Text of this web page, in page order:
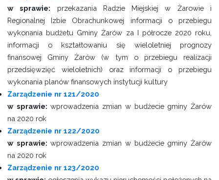
w sprawie: przekazania Radzie Miejskiej w Żarowie i
Regionalnej Izbie Obrachunkowej informacji o przebiegu
wykonania budżetu Gminy Żarów za I półrocze 2020 roku,
informacji o kształtowaniu się wieloletniej prognozy
finansowej Gminy Żarów (w tym o przebiegu realizacji
przedsięwzięć wieloletnich) oraz informacji o przebiegu
wykonania planów finansowych instytucji kultury
Zarządzenie nr 121/2020
w sprawie: wprowadzenia zmian w budżecie gminy Żarów
na 2020 rok
Zarządzenie nr 122/2020
w sprawie: wprowadzenia zmian w budżecie gminy Żarów
na 2020 rok
Zarządzenie nr 123/2020